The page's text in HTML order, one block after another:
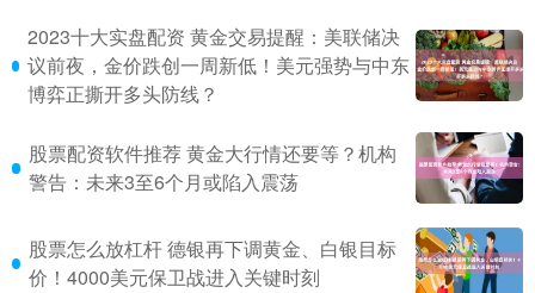
2023十大实盘配资 黄金交易提醒：美联储决
议前夜，金价跌创一周新低！美元强势与中东
博弈正撕开多头防线？
股票配资软件推荐 黄金大行情还要等？机构
警告：未来3至6个月或陷入震荡
股票怎么放杠杆 德银再下调黄金、白银目标
价！4000美元保卫战进入关键时刻